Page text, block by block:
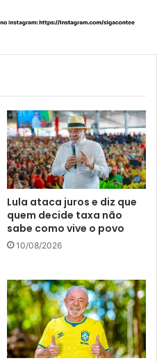
Lula ataca juros e diz que
quem decide taxa não
sabe como vive o povo
10/08/2026